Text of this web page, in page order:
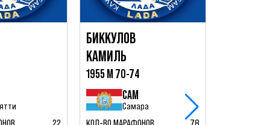
БИККУЛОВ
КАМИЛЬ
1955 М 70-74
САМ
Самара